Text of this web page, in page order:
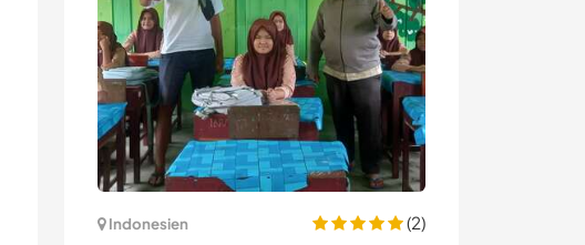
Indonesien
(2)